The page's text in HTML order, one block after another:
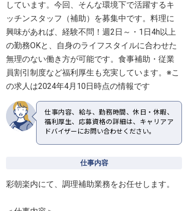
しています。今回、そんな環境下で活躍するキ
ッチンスタッフ（補助）を募集中です。料理に
興味があれば、経験不問！週2日～・1日4h以上
の勤務OKと、自身のライフスタイルに合わせた
無理のない働き方が可能です。食事補助・従業
員割引制度など福利厚生も充実しています。※こ
の求人は2024年4月10日時点の情報です
仕事内容、給与、勤務時間、休日・休暇、
福利厚生、応募資格の詳細は、キャリアア
ドバイザーにお問い合わせください。
仕事内容
彩朝楽内にて、調理補助業務をお任せします。